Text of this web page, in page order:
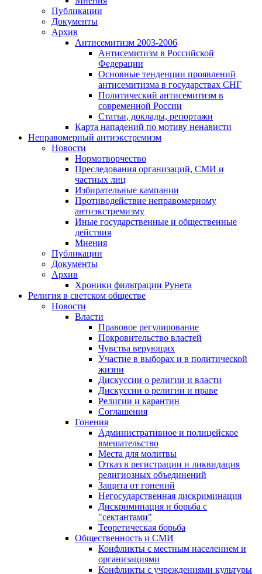
Публикации
Документы
Архив
Антисемитизм 2003-2006
Антисемитизм в Российской
Федерации
Основные тенденции проявлений
антисемитизма в государствах СНГ
Политический антисемитизм в
современной России
Статьи, доклады, репортажи
Карта нападений по мотиву ненависти
Неправомерный антиэкстремизм
Новости
Нормотворчество
Преследования организаций, СМИ и
частных лиц
Избирательные кампании
Противодействие неправомерному
антиэкстремизму
Иные государственные и общественные
действия
Мнения
Публикации
Документы
Архив
Хроники фильтрации Рунета
Религия в светском обществе
Новости
Власти
Правовое регулирование
Покровительство властей
Чувства верующих
Участие в выборах и в политической
жизни
Дискуссии о религии и власти
Дискуссии о религии и праве
Религии и карантин
Соглашения
Гонения
Административное и полицейское
вмешательство
Места для молитвы
Отказ в регистрации и ликвидация
религиозных объединений
Защита от гонений
Негосударственная дискриминация
Дискриминация и борьба с
"сектантами"
Теоретическая борьба
Общественность и СМИ
Конфликты с местным населением и
организациями
Конфликты с учреждениями культуры